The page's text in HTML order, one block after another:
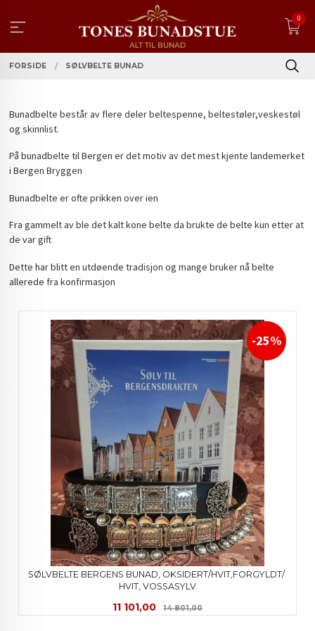
innholdet
0
FORSIDE SØLVBELTE BUNAD
Bunadbelte består av flere deler beltespenne, beltestøler,veskestøl
og skinnlist.
På bunadbelte til Bergen er det motiv av det mest kjente landemerket
i Bergen Bryggen
Bunadbelte er ofte prikken over ien
Fra gammelt av ble det kalt kone belte da brukte de belte kun etter at
de var gift
Dette har blitt en utdøende tradisjon og mange bruker nå belte
allerede fra konfirmasjon
SØLVBELTE BERGENS BUNAD, OKSIDERT/HVIT,FORGYLDT/
HVIT, VOSSASYLV
Tilbud
11 101,00 14 801,00Rabatt
-25%